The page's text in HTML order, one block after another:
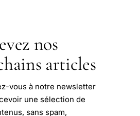
nos
articles
vous à notre newsletter
une sélection de
sans spam,